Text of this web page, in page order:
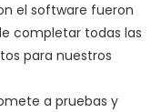
el software fueron
completar todas las
para nuestros
a pruebas y